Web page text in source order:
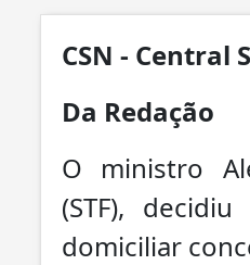
CSN - Central
Da Redação
O ministro
(STF),
domiciliar